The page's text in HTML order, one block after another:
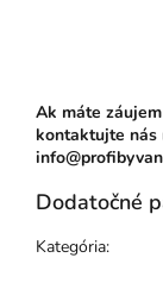
Ak máte
kontaktujte nás
Dodatočné
Kategória: